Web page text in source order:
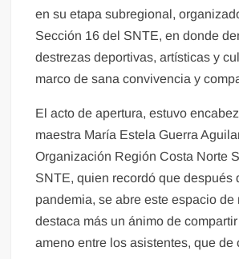
en su etapa subregional,
Sección 16 del SNTE, en donde
destrezas deportivas, artísticas y
marco de sana convivencia y
El acto de apertura, estuvo
maestra María Estela Guerra
Organización Región Costa Norte
SNTE, quien recordó que después
pandemia, se abre este espacio de
destaca más un ánimo de
ameno entre los asistentes, que de